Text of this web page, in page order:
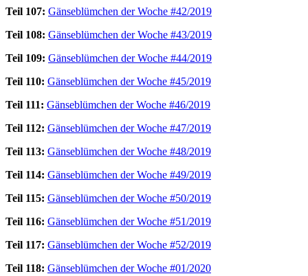
Teil 107: Gänseblümchen der Woche #42/2019
Teil 108: Gänseblümchen der Woche #43/2019
Teil 109: Gänseblümchen der Woche #44/2019
Teil 110: Gänseblümchen der Woche #45/2019
Teil 111: Gänseblümchen der Woche #46/2019
Teil 112: Gänseblümchen der Woche #47/2019
Teil 113: Gänseblümchen der Woche #48/2019
Teil 114: Gänseblümchen der Woche #49/2019
Teil 115: Gänseblümchen der Woche #50/2019
Teil 116: Gänseblümchen der Woche #51/2019
Teil 117: Gänseblümchen der Woche #52/2019
Teil 118: Gänseblümchen der Woche #01/2020